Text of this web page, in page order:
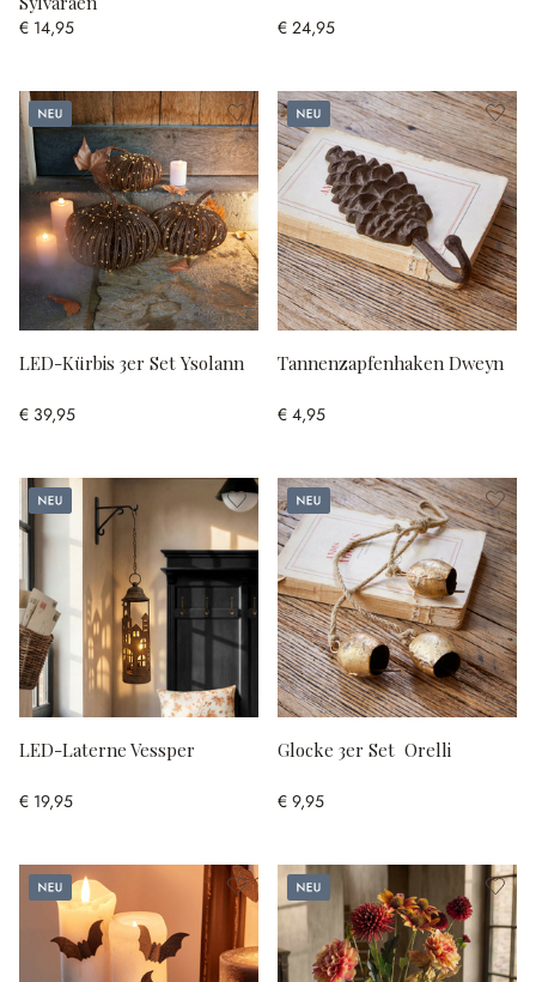
€ 14,95
€ 24,95
Neu
LED-Kürbis 3er Set Ysolann
€ 39,95
Neu
Tannenzapfenhaken Dweyn
€ 4,95
Neu
LED-Laterne Vessper
€ 19,95
Neu
Glocke 3er Set Orelli
€ 9,95
Neu Neu